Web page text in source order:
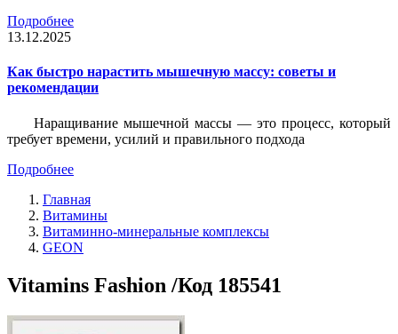
Подробнее
13.12.2025
Как быстро нарастить мышечную массу: советы и
рекомендации
Наращивание мышечной массы — это процесс, который
требует времени, усилий и правильного подхода
Подробнее
Главная
Витамины
Витаминно-минеральные комплексы
GEON
Vitamins Fashion /Код 185541